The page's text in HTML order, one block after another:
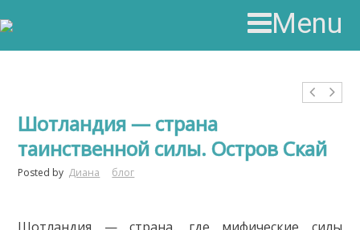
Menu
Шотландия — страна
таинственной силы. Остров Скай
Posted by Диана блог